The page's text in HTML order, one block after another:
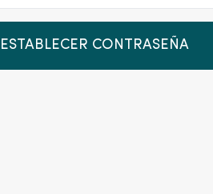
CONTRASEÑA